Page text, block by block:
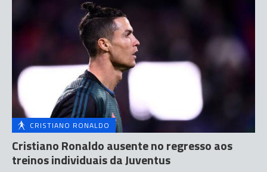
CRISTIANO RONALDO
Cristiano Ronaldo ausente no regresso aos
treinos individuais da Juventus